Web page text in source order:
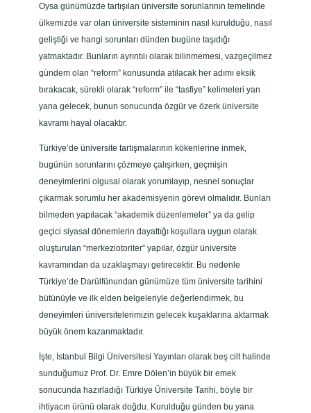
Oysa günümüzde tartışılan üniversite sorunlarının temelinde
ülkemizde var olan üniversite sisteminin nasıl kurulduğu, nasıl
geliştiği ve hangi sorunları dünden bugüne taşıdığı
yatmaktadır. Bunların ayrıntılı olarak bilinmemesi, vazgeçilmez
gündem olan “reform” konusunda atılacak her adımı eksik
bırakacak, sürekli olarak “reform” ile “tasfiye” kelimeleri yan
yana gelecek, bunun sonucunda özgür ve özerk üniversite
kavramı hayal olacaktır.
Türkiye’de üniversite tartışmalarının kökenlerine inmek,
bugünün sorunlarını çözmeye çalışırken, geçmişin
deneyimlerini olgusal olarak yorumlayıp, nesnel sonuçlar
çıkarmak sorumlu her akademisyenin görevi olmalıdır. Bunları
bilmeden yapılacak “akademik düzenlemeler” ya da gelip
geçici siyasal dönemlerin dayattığı koşullara uygun olarak
oluşturulan “merkeziotoriter” yapılar, özgür üniversite
kavramından da uzaklaşmayı getirecektir. Bu nedenle
Türkiye’de Darülfünundan günümüze tüm üniversite tarihini
bütünüyle ve ilk elden belgeleriyle değerlendirmek, bu
deneyimleri üniversitelerimizin gelecek kuşaklarına aktarmak
büyük önem kazanmaktadır.
İşte, İstanbul Bilgi Üniversitesi Yayınları olarak beş cilt halinde
sunduğumuz Prof. Dr. Emre Dölen’in büyük bir emek
sonucunda hazırladığı Türkiye Üniversite Tarihi, böyle bir
ihtiyacın ürünü olarak doğdu. Kurulduğu günden bu yana